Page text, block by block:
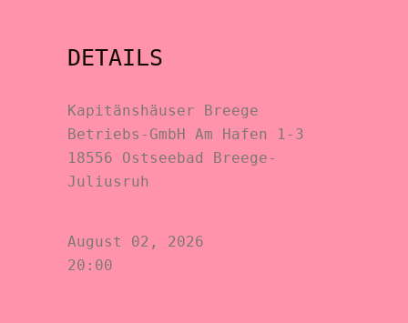
DETAILS
Kapitänshäuser Breege
Betriebs-GmbH Am Hafen 1-3
18556 Ostseebad Breege-
Juliusruh
August 02, 2026
20:00